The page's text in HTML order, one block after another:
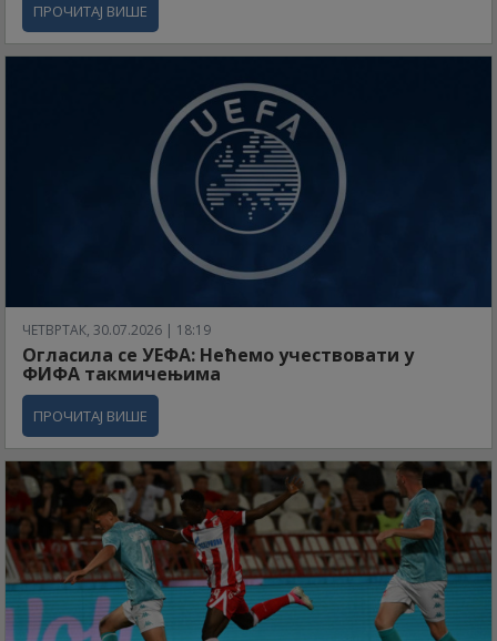
ПРОЧИТАЈ ВИШЕ
ЧЕТВРТАК, 30.07.2026 | 18:19
Огласила се УЕФА: Нећемо учествовати у
ФИФА такмичењима
ПРОЧИТАЈ ВИШЕ